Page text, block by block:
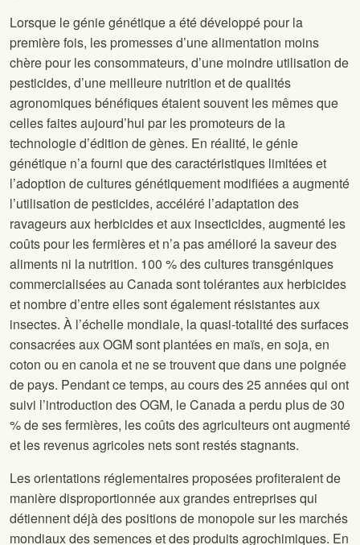
Lorsque le génie génétique a été développé pour la
première fois, les promesses d’une alimentation moins
chère pour les consommateurs, d’une moindre utilisation de
pesticides, d’une meilleure nutrition et de qualités
agronomiques bénéfiques étaient souvent les mêmes que
celles faites aujourd’hui par les promoteurs de la
technologie d’édition de gènes. En réalité, le génie
génétique n’a fourni que des caractéristiques limitées et
l’adoption de cultures génétiquement modifiées a augmenté
l’utilisation de pesticides, accéléré l’adaptation des
ravageurs aux herbicides et aux insecticides, augmenté les
coûts pour les fermières et n’a pas amélioré la saveur des
aliments ni la nutrition. 100 % des cultures transgéniques
commercialisées au Canada sont tolérantes aux herbicides
et nombre d’entre elles sont également résistantes aux
insectes. À l’échelle mondiale, la quasi-totalité des surfaces
consacrées aux OGM sont plantées en maïs, en soja, en
coton ou en canola et ne se trouvent que dans une poignée
de pays. Pendant ce temps, au cours des 25 années qui ont
suivi l’introduction des OGM, le Canada a perdu plus de 30
% de ses fermières, les coûts des agriculteurs ont augmenté
et les revenus agricoles nets sont restés stagnants.
Les orientations réglementaires proposées profiteraient de
manière disproportionnée aux grandes entreprises qui
détiennent déjà des positions de monopole sur les marchés
mondiaux des semences et des produits agrochimiques. En